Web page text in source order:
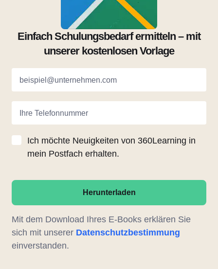
Einfach Schulungsbedarf ermitteln – mit
unserer kostenlosen Vorlage
beispiel@unternehmen.com
Ihre Telefonnummer
Ich möchte Neuigkeiten von 360Learning in
mein Postfach erhalten.
Herunterladen
Mit dem Download Ihres E-Books erklären Sie
sich mit unserer Datenschutzbestimmung
einverstanden.